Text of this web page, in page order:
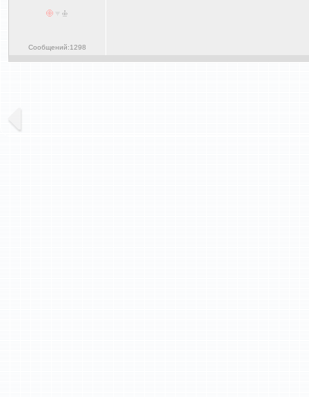
Сообщений:1298